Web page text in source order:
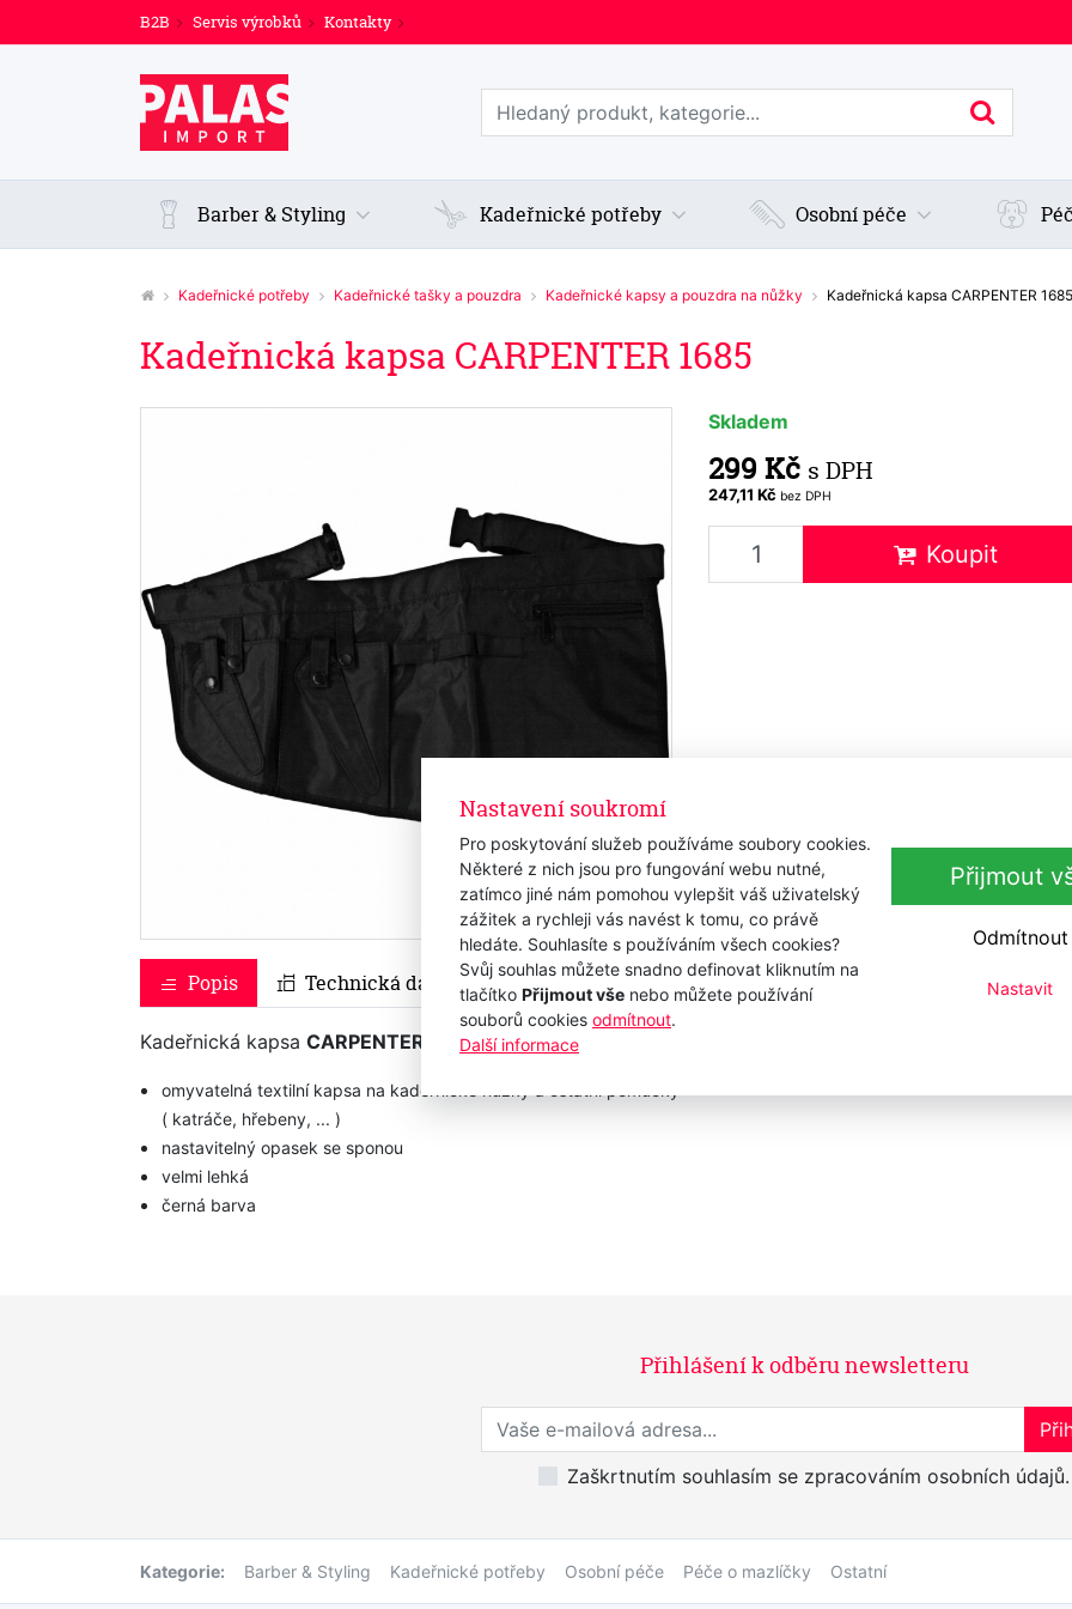
Nastavení soukromí
Pro poskytování služeb používáme soubory cookies.
Některé z nich jsou pro fungování webu nutné,
zatímco jiné nám pomohou vylepšit váš uživatelský
zážitek a rychleji vás navést k tomu, co právě
hledáte. Souhlasíte s používáním všech cookies?
Svůj souhlas můžete snadno definovat kliknutím na
tlačítko Přijmout vše nebo můžete používání
souborů cookies odmítnout.
Další informace
Přijmout
Odmítnout
Nastavit
B2B Servis výrobků Kontakty
Prohledat web
Barber & Styling Kadeřnické potřeby Osobní péče
Kadeřnické potřeby Kadeřnické tašky a pouzdra Kadeřnické kapsy a pouzdra na nůžky Kadeřnická kapsa CARPENTER 1685
Kadeřnická kapsa CARPENTER 1685
Skladem
299 Kč s DPH
247,11 Kč bez DPH
Koupit
Popis Technická data
Kadeřnická kapsa CARPENTER 1685
omyvatelná textilní kapsa na kadeřnické nůžky a ostatní pomůcky
( katráče, hřebeny, ... )
nastavitelný opasek se sponou
velmi lehká
černá barva
Přihlášení k odběru newsletteru
Přihlaste se k odběru novinek
Zaškrtnutím souhlasím se zpracováním osobních údajů.
Kategorie: Barber & Styling Kadeřnické potřeby Osobní péče Péče o mazlíčky Ostatní